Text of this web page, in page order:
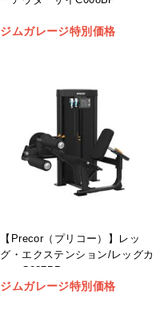
ジムガレージ特別価格
【Precor（プリコー）】レッ
グ・エクステンション/レッグカ
ールC027BP
ジムガレージ特別価格